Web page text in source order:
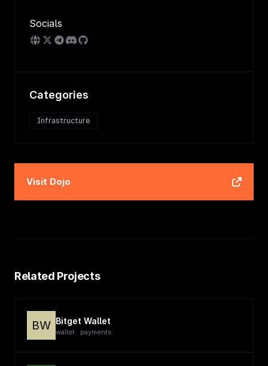
Socials
Categories
Infrastructure
Visit Dojo
Related Projects
BW Bitget Wallet
wallet · payments